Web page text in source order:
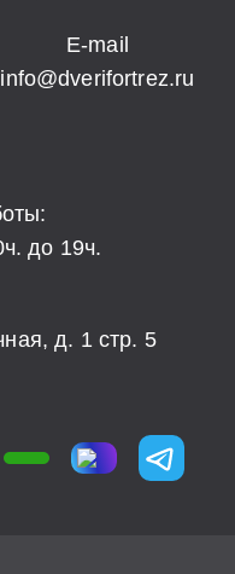
E-mail
info@dverifortrez.ru
до 19ч.
д. 1 стр. 5